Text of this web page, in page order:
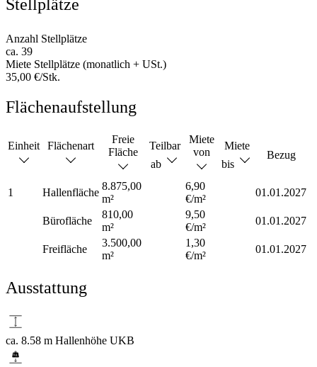
Stellplätze
Anzahl Stellplätze
ca. 39
Miete Stellplätze (monatlich + USt.)
35,00 €/Stk.
Flächenaufstellung
Einheit Flächenart
Freie
Fläche
Teilbar
ab
Miete
von
Miete
bis
Bezug
1 Hallenfläche
8.875,00
m²
6,90
€/m²
01.01.2027
Bürofläche
810,00
m²
9,50
€/m²
01.01.2027
Freifläche
3.500,00
m²
1,30
€/m²
01.01.2027
Ausstattung
ca. 8.58 m Hallenhöhe UKB